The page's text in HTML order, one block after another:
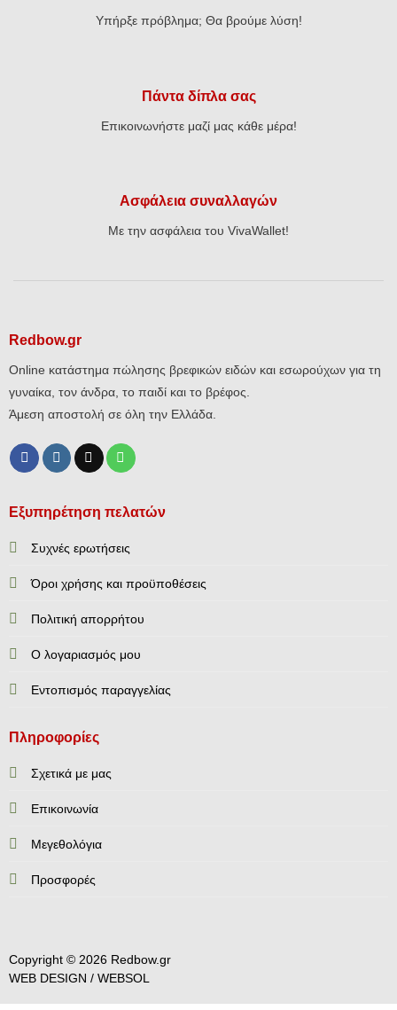
Υπήρξε πρόβλημα; Θα βρούμε λύση!
Πάντα δίπλα σας
Επικοινωνήστε μαζί μας κάθε μέρα!
Ασφάλεια συναλλαγών
Με την ασφάλεια του VivaWallet!
Redbow.gr
Online κατάστημα πώλησης βρεφικών ειδών και εσωρούχων για τη
γυναίκα, τον άνδρα, το παιδί και το βρέφος.
Άμεση αποστολή σε όλη την Ελλάδα.
Εξυπηρέτηση πελατών
Συχνές ερωτήσεις
Όροι χρήσης και προϋποθέσεις
Πολιτική απορρήτου
Ο λογαριασμός μου
Εντοπισμός παραγγελίας
Πληροφορίες
Σχετικά με μας
Επικοινωνία
Mεγεθολόγια
Προσφορές
Copyright © 2026 Redbow.gr
WEB DESIGN / WEBSOL